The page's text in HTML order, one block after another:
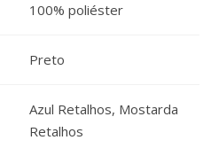
100% poliéster
Preto
Azul Retalhos, Mostarda
Retalhos